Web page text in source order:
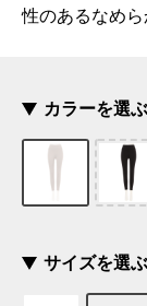
性のあるなめら
カラーを選ぶ
サイズを選ぶ